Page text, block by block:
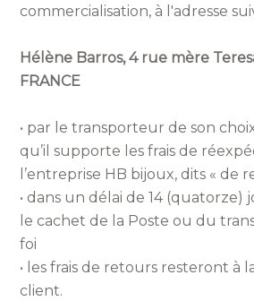
commercialisation, à l'adresse
Hélène Barros, 4 rue mère
FRANCE
• par le transporteur de son
qu’il supporte les frais de
l’entreprise HB bijoux, dits « de
• dans un délai de 14 (quatorze)
le cachet de la Poste ou du
foi
• les frais de retours resteront à
client.